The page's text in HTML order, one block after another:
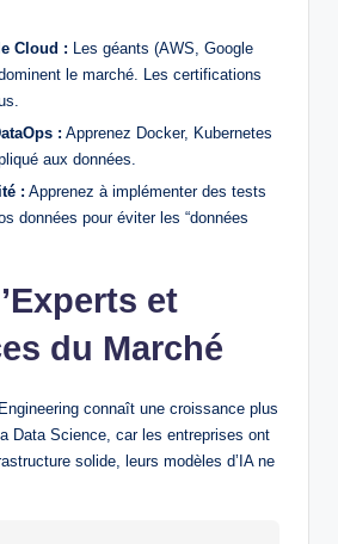
Cloud : Les géants (AWS, Google
le marché. Les certifications
: Apprenez Docker, Kubernetes
aux données.
: Apprenez à implémenter des tests
données pour éviter les “données
et
du Marché
connaît une croissance plus
Data Science, car les entreprises ont
solide, leurs modèles d’IA ne